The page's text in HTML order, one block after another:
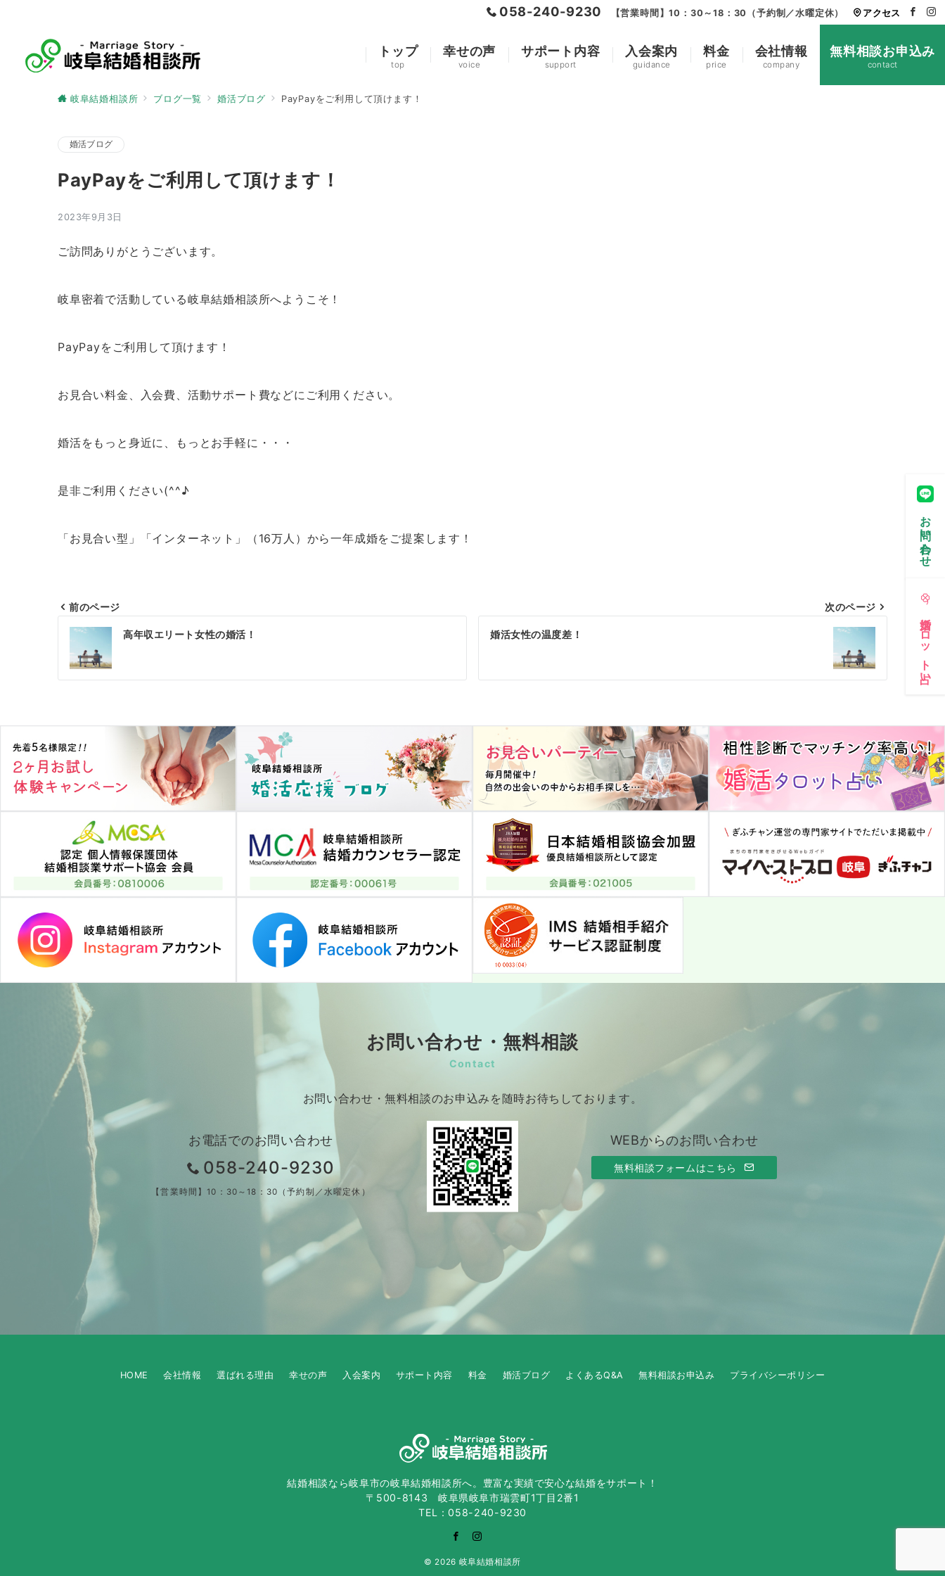
058-240-9230 【営業時間】10：30～18：30（予約制／水曜定休） アクセス
トップ
top
幸せの声
voice
サポート内容
support
入会案内
guidance
料金
price
会社情報
company
無料相談お申込み
contact
岐阜結婚相談所 ブログ一覧 婚活ブログ PayPayをご利用して頂けます！
婚活ブログ
PayPayをご利用して頂けます！
2023年9月3日
ご訪問ありがとうございます。
岐阜密着で活動している岐阜結婚相談所へようこそ！
PayPayをご利用して頂けます！
お見合い料金、入会費、活動サポート費などにご利用ください。
婚活をもっと身近に、もっとお手軽に・・・
是非ご利用ください(^^♪
「お見合い型」「インターネット」（16万人）から一年成婚をご提案します！
投
稿
ナ
ゲ
ー
シ
ョ
ン
前のページ
高年収エリート女性の婚活！
次のページ
婚活女性の温度差！
お問い合わせ・無料相談
Contact
お問い合わせ・無料相談のお申込みを随時お待ちしております。
お電話でのお問い合わせ
058-240-9230
【営業時間】10：30～18：30（予約制／水曜定休）
WEBからのお問い合わせ
無料相談フォームはこちら
HOME 会社情報 選ばれる理由 幸せの声 入会案内 サポート内容 料金 婚活ブログ よくあるQ&A 無料相談お申込み プライバシーポリシー
結婚相談なら岐阜市の岐阜結婚相談所へ。豊富な実績で安心な結婚をサポート！
〒500-8143 岐阜県岐阜市瑞雲町1丁目2番1
TEL：058-240-9230
© 2026 岐阜結婚相談所
お問い合わせ
婚活タロット占い